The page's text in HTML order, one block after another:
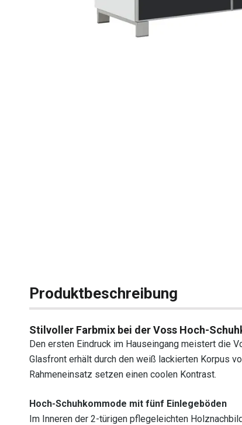
Produktbeschreibung
Stilvoller Farbmix bei der Voss Hoch-
Den ersten Eindruck im Hauseingang meistert die
Glasfront erhält durch den weiß lackierten Korpus
Rahmeneinsatz setzen einen coolen Kontrast.
Hoch-Schuhkommode mit fünf Einlegeböden
Im Inneren der 2-türigen pflegeleichten